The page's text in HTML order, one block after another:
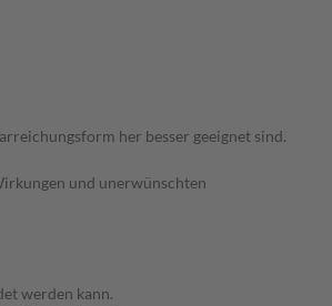
her besser geeignet sind.
und unerwünschten
werden kann.